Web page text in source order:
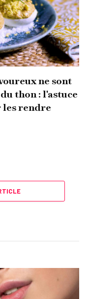
ne sont
thon : l'astuce
les rendre